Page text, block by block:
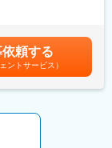
に、月給26万円に
依頼する
ントサービス）